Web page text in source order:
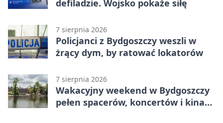
defiladzie. Wojsko pokaże siłę
7 sierpnia 2026
Policjanci z Bydgoszczy weszli w
żrący dym, by ratować lokatorów
7 sierpnia 2026
Wakacyjny weekend w Bydgoszczy
pełen spacerów, koncertów i kina